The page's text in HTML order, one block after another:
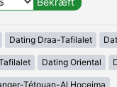
Dating Draa-Tafilalet
Dating Oriental
Tétouan-Al Hoceima